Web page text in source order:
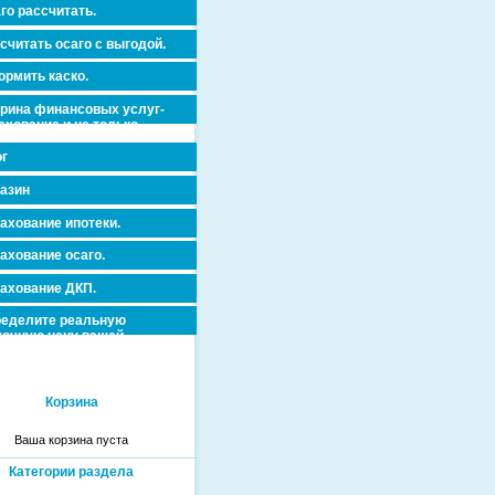
рассчитать.
осаго с выгодой.
каско.
финансовых услуг-
и не только.
ипотеки.
осаго.
ДКП.
реальную
цену вашей
Корзина
Ваша корзина пуста
Категории раздела